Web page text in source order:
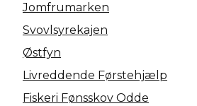
Jomfrumarken
Svovlsyrekajen
Østfyn
Livreddende Førstehjælp
Fiskeri Fønsskov Odde